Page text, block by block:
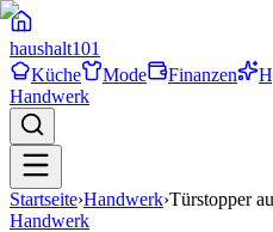
haushalt101
Küche
Mode Finanzen
Handwerk
Startseite›Handwerk›Türstopper
Handwerk